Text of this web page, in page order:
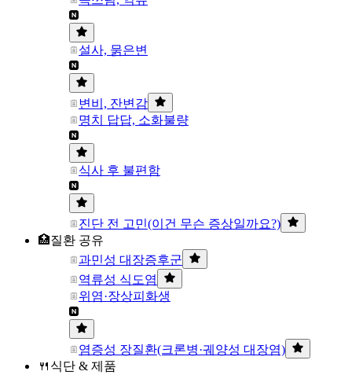
설사, 묽은변
변비, 잔변감
명치 답답, 소화불량
식사 후 불편함
진단 전 고민(이건 무슨 증상일까요?)
🏥질환 공유
과민성 대장증후군
역류성 식도염
위염·장상피화생
염증성 장질환(크론병·궤양성 대장염)
🍴식단 & 제품